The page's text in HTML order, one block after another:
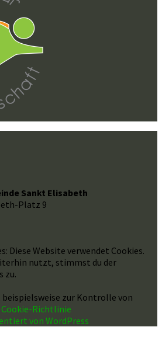
Sankt Elisabeth
Platz 9
Diese Website verwendet Cookies.
nutzt, stimmst du der
zu.
zur Kontrolle von
Cookie-Richtlinie
von WordPress